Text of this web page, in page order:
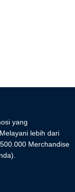
yang
lebih dari
Merchandise